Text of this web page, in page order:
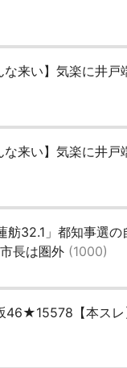
来い】気楽に井戸
来い】気楽に井戸
舫32.1」都知事選
長は圏外 (1000)
46★15578【本スレ